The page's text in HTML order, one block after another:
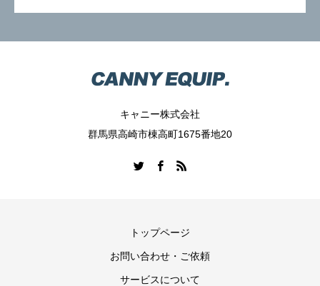
キャニー株式会社
群馬県高崎市棟高町1675番地20
トップページ
お問い合わせ・ご依頼
サービスについて